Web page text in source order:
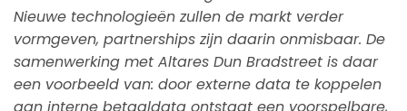
Nieuwe technologieën zullen de markt verder
vormgeven, partnerships zijn daarin onmisbaar. De
samenwerking met Altares Dun Bradstreet is daar
een voorbeeld van: door externe data te koppelen